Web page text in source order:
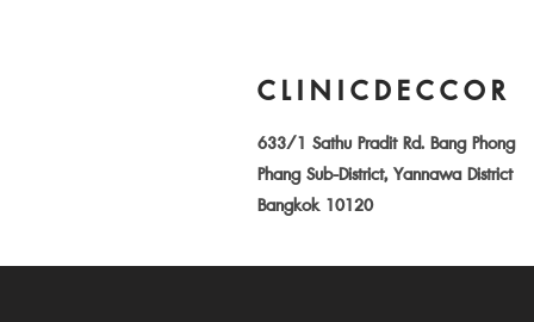
CLINICDECCOR
633/1 Sathu Pradit Rd. Bang Phong
Phang Sub-District, Yannawa District
Bangkok 10120